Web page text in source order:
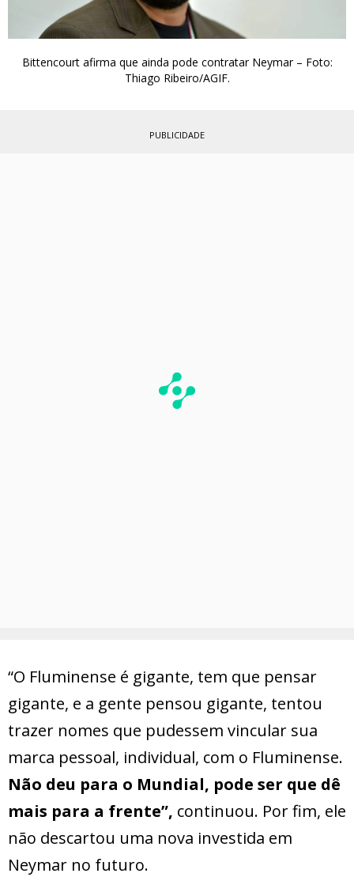
Bittencourt afirma que ainda pode contratar Neymar – Foto:
Thiago Ribeiro/AGIF.
PUBLICIDADE
“O Fluminense é gigante, tem que pensar
gigante, e a gente pensou gigante, tentou
trazer nomes que pudessem vincular sua
marca pessoal, individual, com o Fluminense.
Não deu para o Mundial, pode ser que dê
mais para a frente”, continuou. Por fim, ele
não descartou uma nova investida em
Neymar no futuro.